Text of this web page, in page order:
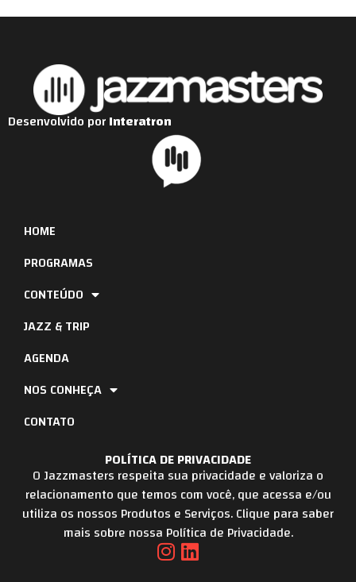
POLÍTICA DE PRIVACIDADE
O Jazzmasters respeita sua privacidade e valoriza o
relacionamento que temos com você, que acessa e/ou
utiliza os nossos Produtos e Serviços. Clique para saber
mais sobre nossa Política de Privacidade.
HOME
PROGRAMAS
CONTEÚDO
JAZZ & TRIP
AGENDA
NOS CONHEÇA
CONTATO
Desenvolvido porInteratron